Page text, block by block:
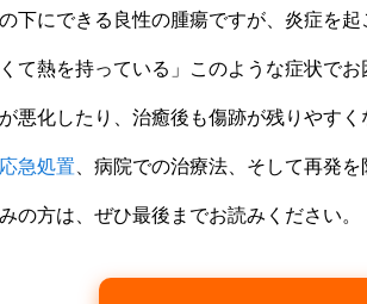
下にできる良性の腫瘍ですが、炎症を
て熱を持っている」このような症状でお
悪化したり、治癒後も傷跡が残りやす
急処置 、病院での治療法、そして再発
の方は、ぜひ最後までお読みください。